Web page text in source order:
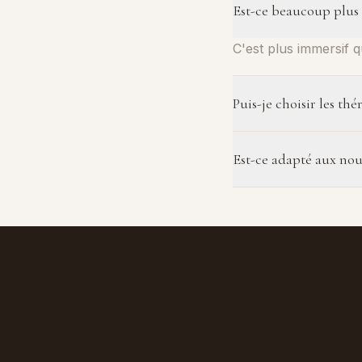
Est-ce beaucoup plus
C'est plus immersif
Puis-je choisir les
particulièrement
Est-ce adapté aux